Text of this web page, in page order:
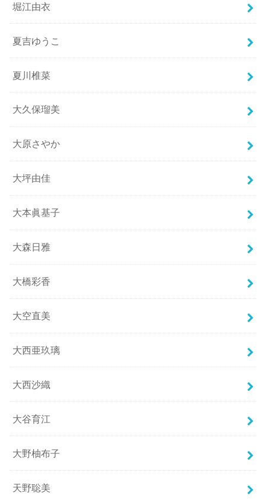
堀江由衣
夏吉ゆうこ
夏川椎菜
大久保瑠美
大原さやか
大坪由佳
大本眞基子
大森日雅
大橋彩香
大空直美
大西亜玖璃
大西沙織
大谷育江
大野柚布子
天野聡美